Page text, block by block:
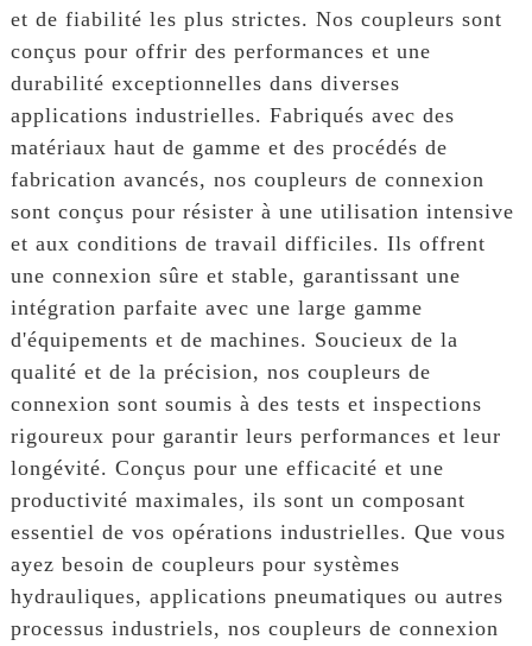
et de fiabilité les plus strictes. Nos coupleurs sont
conçus pour offrir des performances et une
durabilité exceptionnelles dans diverses
applications industrielles. Fabriqués avec des
matériaux haut de gamme et des procédés de
fabrication avancés, nos coupleurs de connexion
sont conçus pour résister à une utilisation intensive
et aux conditions de travail difficiles. Ils offrent
une connexion sûre et stable, garantissant une
intégration parfaite avec une large gamme
d'équipements et de machines. Soucieux de la
qualité et de la précision, nos coupleurs de
connexion sont soumis à des tests et inspections
rigoureux pour garantir leurs performances et leur
longévité. Conçus pour une efficacité et une
productivité maximales, ils sont un composant
essentiel de vos opérations industrielles. Que vous
ayez besoin de coupleurs pour systèmes
hydrauliques, applications pneumatiques ou autres
processus industriels, nos coupleurs de connexion